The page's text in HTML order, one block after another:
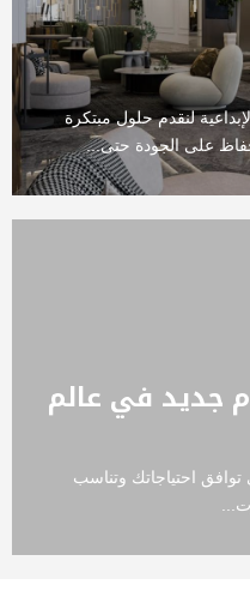
لنقدم حلول مبتكرة
على الجودة حتى...
جديد في عالم
توافق احتياجاتك وتناسب